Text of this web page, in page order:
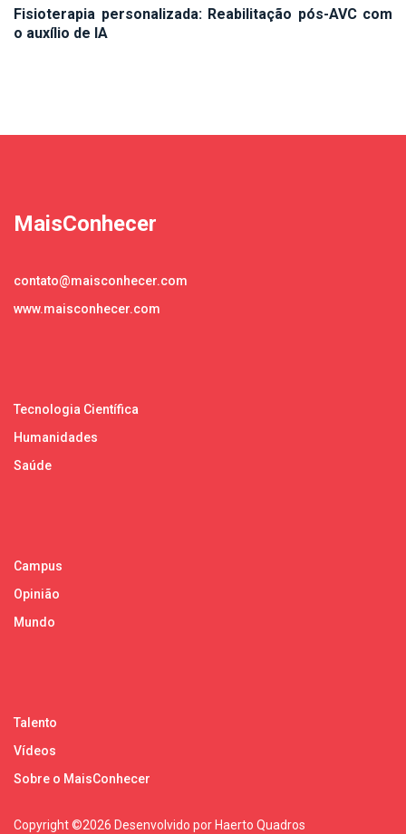
Fisioterapia personalizada: Reabilitação pós-AVC com
o auxílio de IA
MaisConhecer
contato@maisconhecer.com
www.maisconhecer.com
Tecnologia Científica
Humanidades
Saúde
Campus
Opinião
Mundo
Talento
Vídeos
Sobre o MaisConhecer
Copyright ©2026 Desenvolvido por Haerto Quadros